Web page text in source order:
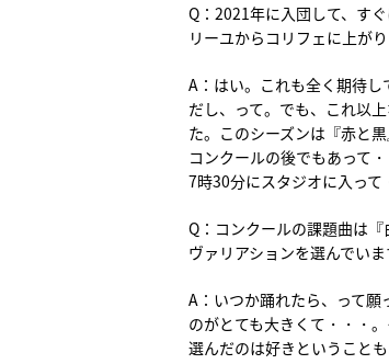
Q：2021年に入団して、す
リーユからコリフェに上がり
A：はい。これも全く期待
だし、って。でも、これ以
た。このシーズンは『赤と
コンクールの後でもあって
7時30分にスタジオに入って
Q：コンクールの課題曲は
ヴァリアションを選んでい
A：いつか踊れたら、って願
のがとても大きくて・・・
選んだのは好きということ